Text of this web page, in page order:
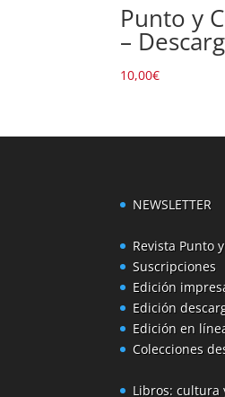
Punto y
–
10,00€
NEWSLETTER
Revista Punto
Suscripciones
Edición
Edición
Edición en
Colecciones
Libros: cultura